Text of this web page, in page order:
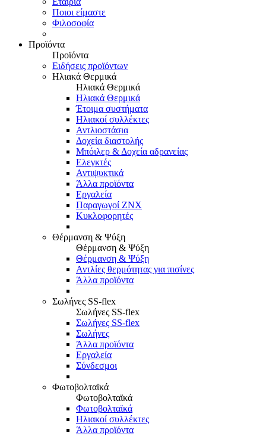
Ποιοι είμαστε
Φιλοσοφία
Προϊόντα
Προϊόντα
Ειδήσεις προϊόντων
Ηλιακά Θερμικά
Ηλιακά Θερμικά
Ηλιακά Θερμικά
Έτοιμα συστήματα
Ηλιακοί συλλέκτες
Αντλιοστάσια
Δοχεία διαστολής
Μπόιλερ & Δοχεία αδρανείας
Ελεγκτές
Αντιψυκτικά
Άλλα προϊόντα
Εργαλεία
Παραγωγοί ΖΝΧ
Κυκλοφορητές
Θέρμανση & Ψύξη
Θέρμανση & Ψύξη
Θέρμανση & Ψύξη
Αντλίες θερμότητας για πισίνες
Άλλα προϊόντα
Σωλήνες SS-flex
Σωλήνες SS-flex
Σωλήνες SS-flex
Σωλήνες
Άλλα προϊόντα
Εργαλεία
Σύνδεσμοι
Φωτοβολταϊκά
Φωτοβολταϊκά
Φωτοβολταϊκά
Ηλιακοί συλλέκτες
Άλλα προϊόντα